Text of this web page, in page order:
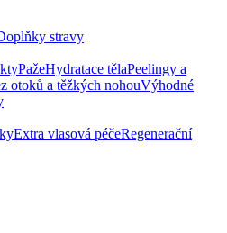
stravy
PažeHydratace tělaPeelingy a
otoků a těžkých nohouVýhodné
Extra vlasová péčeRegenerační